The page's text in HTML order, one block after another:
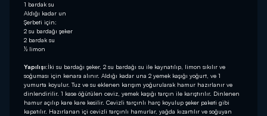
1 bardak su
Aldığı kadar un
Şerbeti için:
2 su bardağı şeker
2 bardak su
½ limon
Yapılışı:İki su bardağı şeker, 2 su bardağı su ile kaynatılıp, limon sıkılır ve
soğuması için kenara alınır. Aldığı kadar una 2 yemek kaşığı yoğurt, ve 1
yumurta koyulur. Tuz ve su eklenen karışım yoğurularak hamur hazırlanır ve
dinlendirilir. 1 kase öğütülen ceviz, yemek kaşığı tarçın ile karıştırılır. Dinlenen
hamur açılıp kare kare kesilir. Cevizli tarçınlı harç koyulup şeker paketi gibi
kapatılır. Hazırlanan içi cevizli tarçınlı hamurlar, yağda kızartılır ve soğuyan